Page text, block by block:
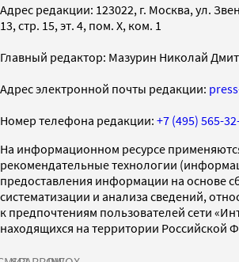
Адрес редакции: 123022, г. Москва, ул.
13, стр. 15, эт. 4, пом. X, ком. 1
Главный редактор: Мазурин Николай
Адрес электронной почты редакции:
Номер телефона редакции: +7 (495) 565-
На информационном ресурсе
рекомендательные технологии
предоставления информации на основе
систематизации и анализа сведений,
к предпочтениям пользователей сети
находящихся на территории Российской